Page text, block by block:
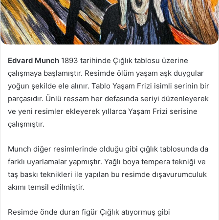
Edvard Munch 1893 tarihinde Çığlık tablosu üzerine
çalışmaya başlamıştır. Resimde ölüm yaşam aşk duygular
yoğun şekilde ele alınır. Tablo Yaşam Frizi isimli serinin bir
parçasıdır. Ünlü ressam her defasında seriyi düzenleyerek
ve yeni resimler ekleyerek yıllarca Yaşam Frizi serisine
çalışmıştır.
Munch diğer resimlerinde olduğu gibi çığlık tablosunda da
farklı uyarlamalar yapmıştır. Yağlı boya tempera tekniği ve
taş baskı teknikleri ile yapılan bu resimde dışavurumculuk
akımı temsil edilmiştir.
Resimde önde duran figür Çığlık atıyormuş gibi